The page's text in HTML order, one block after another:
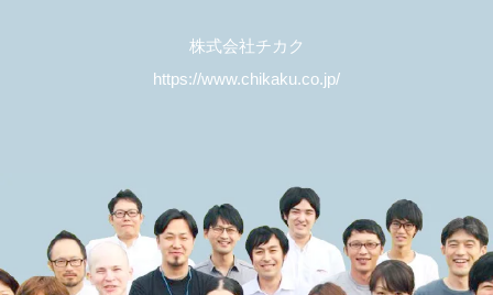
株式会社チカク
https://www.chikaku.co.jp/